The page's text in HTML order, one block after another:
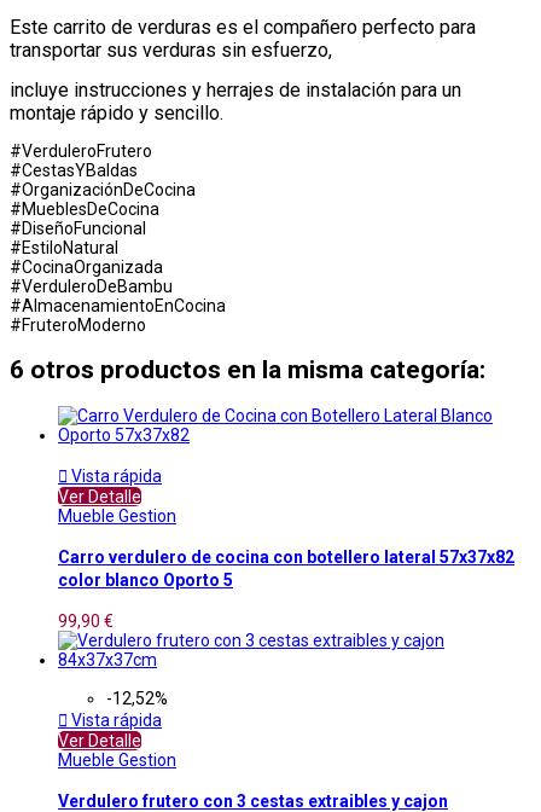
Este carrito de verduras es el compañero perfecto para
transportar sus verduras sin esfuerzo,
incluye instrucciones y herrajes de instalación para un
montaje rápido y sencillo.
#VerduleroFrutero
#CestasYBaldas
#OrganizaciónDeCocina
#MueblesDeCocina
#DiseñoFuncional
#EstiloNatural
#CocinaOrganizada
#VerduleroDeBambu
#AlmacenamientoEnCocina
#FruteroModerno
6 otros productos en la misma categoría:
 Vista rápida
Ver Detalle
Mueble Gestion
Carro verdulero de cocina con botellero lateral 57x37x82
color blanco Oporto 5
99,90 €
-12,52%
 Vista rápida
Ver Detalle
Mueble Gestion
Verdulero frutero con 3 cestas extraibles y cajon